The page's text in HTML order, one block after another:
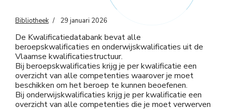
Bibliotheek 29 januari 2026
De Kwalificatiedatabank bevat alle
beroepskwalificaties en onderwijskwalificaties uit de
Vlaamse kwalificatiestructuur.
Bij beroepskwalificaties krijg je per kwalificatie een
overzicht van alle competenties waarover je moet
beschikken om het beroep te kunnen beoefenen.
Bij onderwijskwalificaties krijg je per kwalificatie een
overzicht van alle competenties die je moet verwerven